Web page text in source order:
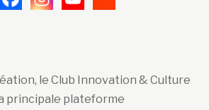
le Club Innovation & Culture
principale plateforme